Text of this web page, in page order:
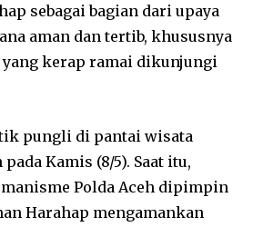
sebagai bagian dari upaya
aman dan tertib, khususnya
kerap ramai dikunjungi
pungli di pantai wisata
Kamis (8/5). Saat itu,
Polda Aceh dipimpin
Harahap mengamankan